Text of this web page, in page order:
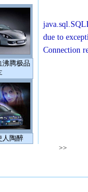
沸腾极品
人陶醉
due to
Connection
>>